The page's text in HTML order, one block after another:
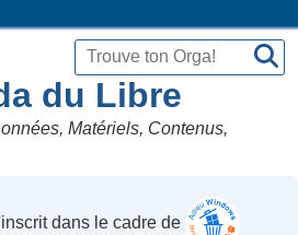
du Libre
Matériels, Contenus,
dans le cadre de